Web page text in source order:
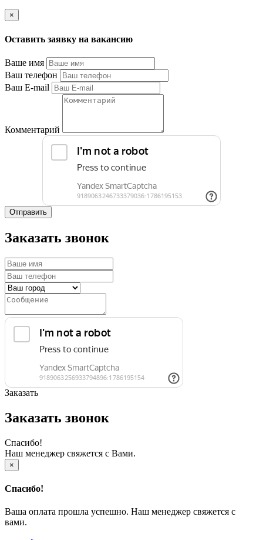
×
Оставить заявку на вакансию
Ваше имя
Ваш телефон
Ваш E-mail
Комментарий
Отправить
Заказать звонок
Заказать
Заказать звонок
Спасибо!
Наш менеджер свяжется с Вами.
×
Спасибо!
Ваша оплата прошла успешно. Наш менеджер свяжется с
вами.